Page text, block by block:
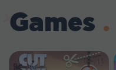
Games